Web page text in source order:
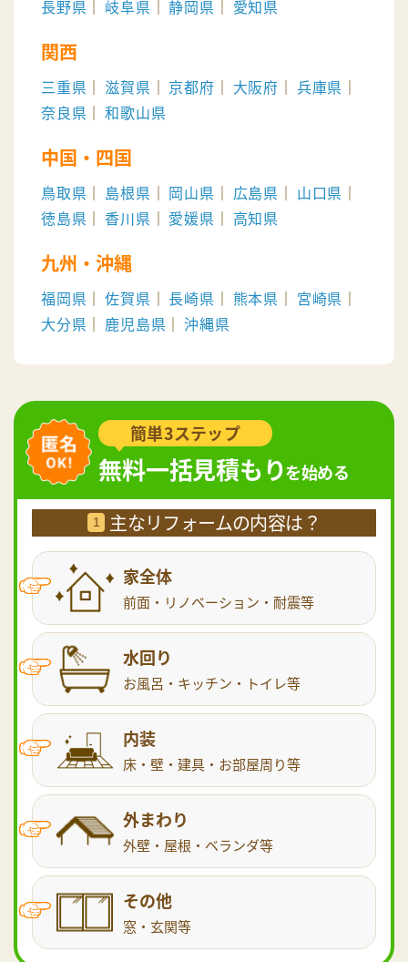
簡単3ステップ
無料一括見積もりを始める
1 主なリフォームの内容は？
家全体
前面・リノベーション・耐震等
水回り
お風呂・キッチン・トイレ等
内装
床・壁・建具・お部屋周り等
外まわり
外壁・屋根・ベランダ等
その他
窓・玄関等
長野県 岐阜県 静岡県 愛知県
関西
三重県 滋賀県 京都府 大阪府
兵庫県
奈良県
和歌山県
中国・四国
鳥取県 島根県 岡山県 広島県
山口県
徳島県
香川県 愛媛県 高知県
九州・沖縄
福岡県 佐賀県 長崎県 熊本県
宮崎県
大分県
鹿児島県 沖縄県